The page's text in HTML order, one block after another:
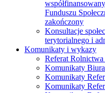
Funduszu
zakończony
Konsultacje
terytorialnego i
Komunikaty i wykazy
Referat
Komunikaty
Komunikaty
Komunikaty